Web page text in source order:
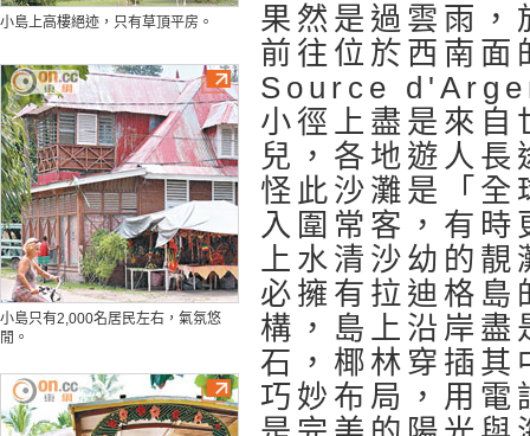
小島上高樓絕迹，只有草頂平房。
小島只有2,000名居民左右，氣氛悠
閒。
果然是過雲雨，
前往位於西南
Source
小徑上盡是來自
兒，各地遊人
怪此沙灘是「全
入圍常客，有
上水清沙幼的靚
必擁有拉迪格島
構，島上沿岸盡
石，椰林穿插其
巧妙布局，用電